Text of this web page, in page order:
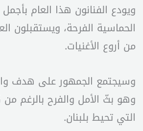
ويودع الفنانون هذا العام بأجمل
الحماسية الفرحة، ويستقبلون
من أروع الأغنيات.
وسيجتمع الجمهور على هدف
وهو بثّ الأمل والفرح بالرغم
التي تحيط بلبنان.